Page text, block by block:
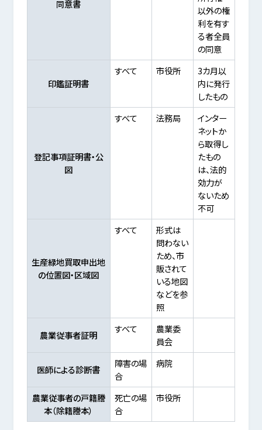
同意書
以外の権
利を有す
る者全員
の同意
印鑑証明書
すべて 市役所
3カ月以
内に発行
したもの
登記事項証明書・公
図
すべて 法務局
インター
ネットか
ら取得し
たもの
は、法的
効力が
ないため
不可
生産緑地買取申出地
の位置図・区域図
すべて
形式は
問わない
ため、市
販されて
いる地図
などを参
照
農業従事者証明
すべて
農業委
員会
医師による診断書
障害の場
合
病院
農業従事者の戸籍謄
本（除籍謄本）
死亡の場
合
市役所